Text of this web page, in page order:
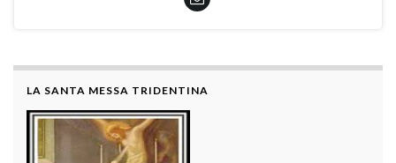
LA SANTA MESSA TRIDENTINA